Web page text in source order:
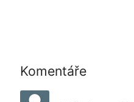
Komentáře